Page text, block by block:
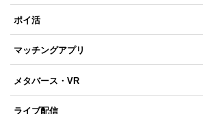
ポイ活
マッチングアプリ
メタバース・VR
ライブ配信